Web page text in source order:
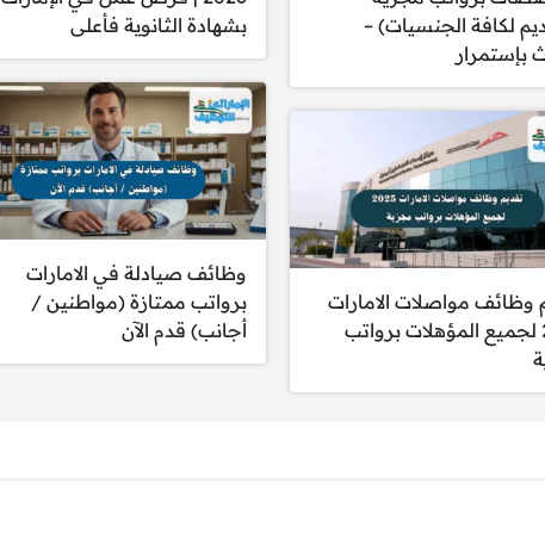
ميزة).
مرضى ممتازة.
مهني.
في بيئة عمل سريرية سريعة.
في ماسفوت، حتا.
لكافة الجنسيات) –
بإستمرار
وظائف مواصلات الامارات
2025 لجميع المؤهلات برواتب
بشهادة الثانوية فأعلى
وظائف صيادلة في الامارات
برواتب ممتازة (مواطنين /
أجانب) قدم الآن